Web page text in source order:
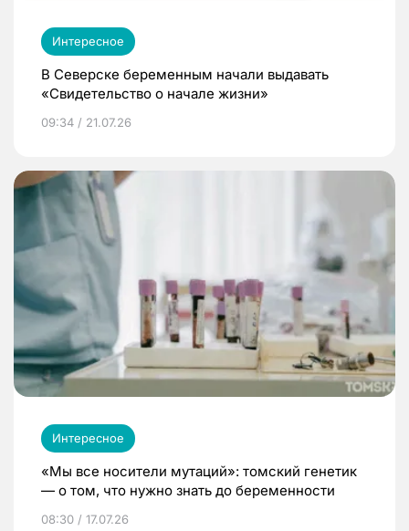
Интересное
В Северске беременным начали выдавать
«Свидетельство о начале жизни»
09:34 / 21.07.26
Интересное
«Мы все носители мутаций»: томский генетик
— о том, что нужно знать до беременности
08:30 / 17.07.26